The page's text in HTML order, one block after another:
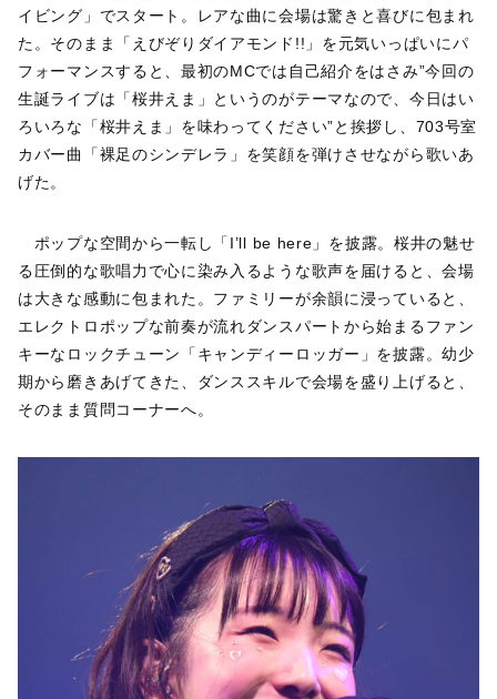
イビング」でスタート。レアな曲に会場は驚きと喜びに包まれ
た。そのまま「えびぞりダイアモンド!!」を元気いっぱいにパ
フォーマンスすると、最初のMCでは自己紹介をはさみ”今回の
生誕ライブは「桜井えま」というのがテーマなので、今日はい
ろいろな「桜井えま」を味わってください”と挨拶し、703号室
カバー曲「裸足のシンデレラ」を笑顔を弾けさせながら歌いあ
げた。
ポップな空間から一転し「I’ll be here」を披露。桜井の魅せ
る圧倒的な歌唱力で心に染み入るような歌声を届けると、会場
は大きな感動に包まれた。ファミリーが余韻に浸っていると、
エレクトロポップな前奏が流れダンスパートから始まるファン
キーなロックチューン「キャンディーロッガー」を披露。幼少
期から磨きあげてきた、ダンススキルで会場を盛り上げると、
そのまま質問コーナーへ。